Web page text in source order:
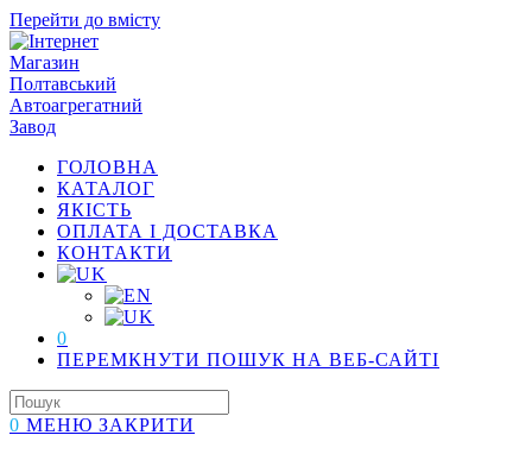
Перейти до вмісту
ГОЛОВНА
КАТАЛОГ
ЯКІСТЬ
ОПЛАТА І ДОСТАВКА
КОНТАКТИ
0
ПЕРЕМКНУТИ ПОШУК НА ВЕБ-САЙТІ
0 МЕНЮ ЗАКРИТИ